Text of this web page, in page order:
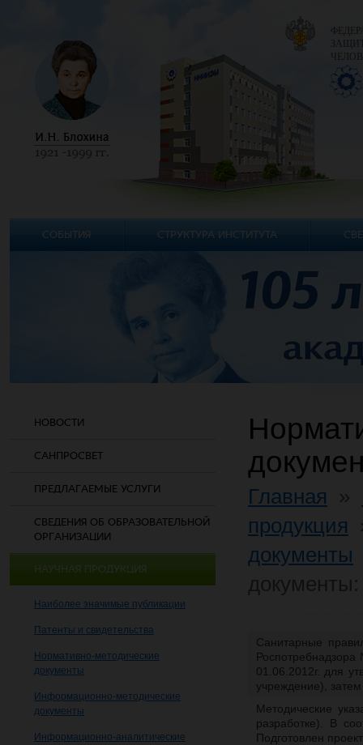
НОВОСТИ
САНПРОСВЕТ
ПРЕДЛАГАЕМЫЕ УСЛУГИ
СВЕДЕНИЯ ОБ ОБРАЗОВАТЕЛЬНОЙ
ОРГАНИЗАЦИИ
НАУЧНАЯ ПРОДУКЦИЯ
Наиболее значимые публикации
Патенты и свидетельства
Нормативно-методические
документы
Информационно-методические
документы
Информационно-аналитические
Главная
продукция
документы
Санитарные
01.06.2012г. для
учреждение),
Методические
разработке). В
Подготовлен
СОБЫТИЯ СТРУКТУРА ИНСТИТУТА